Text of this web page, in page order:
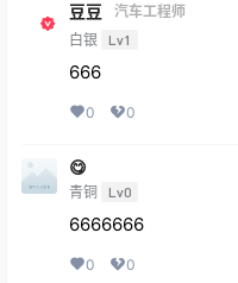
白银
Lv1
666
0
青铜
6666666
0 0